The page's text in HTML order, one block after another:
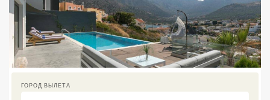
ГОРОД ВЫЛЕТА
Занзибар
Абхазия
Большой Сочи
Кав Мин Воды